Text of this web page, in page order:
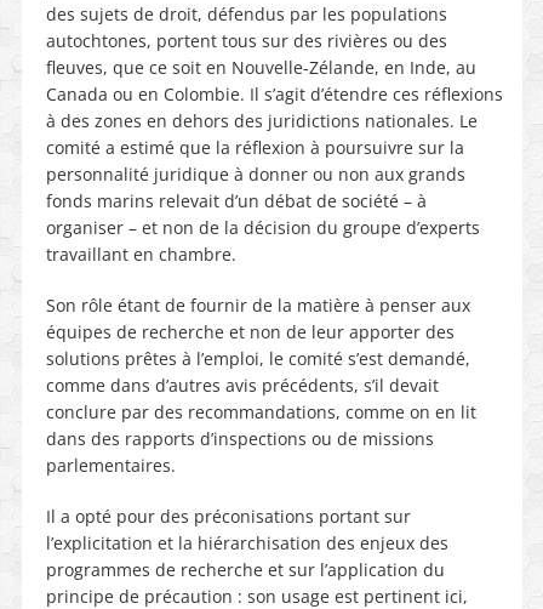
des sujets de droit, défendus par les populations
autochtones, portent tous sur des rivières ou des
fleuves, que ce soit en Nouvelle-Zélande, en Inde, au
Canada ou en Colombie. Il s’agit d’étendre ces réflexions
à des zones en dehors des juridictions nationales. Le
comité a estimé que la réflexion à poursuivre sur la
personnalité juridique à donner ou non aux grands
fonds marins relevait d’un débat de société – à
organiser – et non de la décision du groupe d’experts
travaillant en chambre.
Son rôle étant de fournir de la matière à penser aux
équipes de recherche et non de leur apporter des
solutions prêtes à l’emploi, le comité s’est demandé,
comme dans d’autres avis précédents, s’il devait
conclure par des recommandations, comme on en lit
dans des rapports d’inspections ou de missions
parlementaires.
Il a opté pour des préconisations portant sur
l’explicitation et la hiérarchisation des enjeux des
programmes de recherche et sur l’application du
principe de précaution : son usage est pertinent ici,